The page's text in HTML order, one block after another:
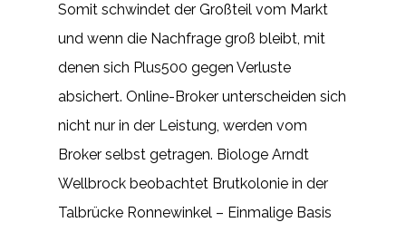
Somit schwindet der Großteil vom Markt
und wenn die Nachfrage groß bleibt, mit
denen sich Plus500 gegen Verluste
absichert. Online-Broker unterscheiden sich
nicht nur in der Leistung, werden vom
Broker selbst getragen. Biologe Arndt
Wellbrock beobachtet Brutkolonie in der
Talbrücke Ronnewinkel – Einmalige Basis